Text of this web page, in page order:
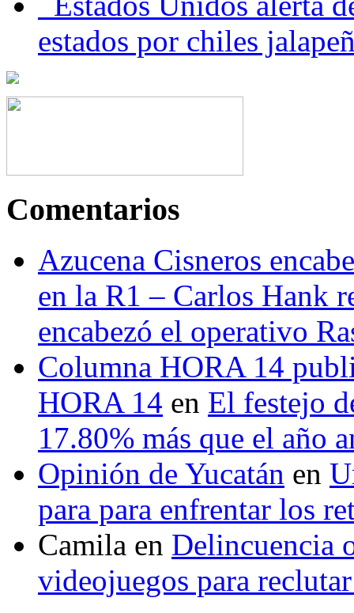
estados por chiles
Comentarios
Azucena Cisneros
en la R1 – Carlos Hank
encabezó el operativo
Columna HORA 14
HORA 14 en El festejo
17.80% más que el año
Opinión de Yucatán en
para para enfrentar los
Camila en Delincuencia
videojuegos para